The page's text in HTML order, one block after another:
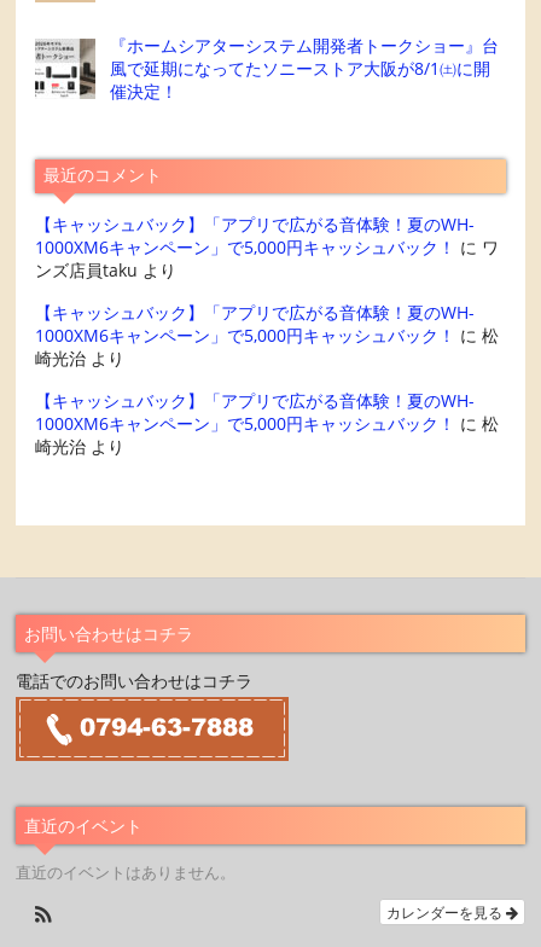
『ホームシアターシステム開発者トークショー』台
風で延期になってたソニーストア大阪が8/1㈯に開
催決定！
最近のコメント
【キャッシュバック】「アプリで広がる音体験！夏のWH-
1000XM6キャンペーン」で5,000円キャッシュバック！ に ワ
ンズ店員taku より
【キャッシュバック】「アプリで広がる音体験！夏のWH-
1000XM6キャンペーン」で5,000円キャッシュバック！ に松
崎光治 より
【キャッシュバック】「アプリで広がる音体験！夏のWH-
1000XM6キャンペーン」で5,000円キャッシュバック！ に松
崎光治 より
お問い合わせはコチラ
電話でのお問い合わせはコチラ
直近のイベント
直近のイベントはありません。
カレンダーを見る